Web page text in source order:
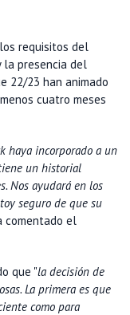
requisitos del
la presencia del
22/23 han animado
cuatro meses
haya incorporado a un
un historial
Nos ayudará en los
seguro de que su
comentado el
que "la decisión de
La primera es que
como para